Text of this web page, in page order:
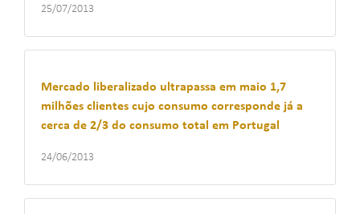
25/07/2013
Mercado liberalizado ultrapassa em maio 1,7
milhões clientes cujo consumo corresponde já a
cerca de 2/3 do consumo total em Portugal
24/06/2013